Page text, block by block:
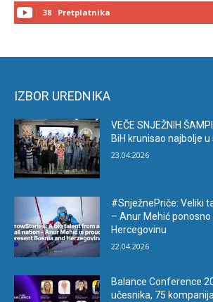
38 Pretplatnika
IZBOR UREDNIKA
VEČE SNJEŽNIH
BiH krunisao najbolje
23.04.2026
#SnježnePriče: Veliki
– Anur Mehić
Hercegovinu
22.04.2026
Balance Conference
učesnika, 75